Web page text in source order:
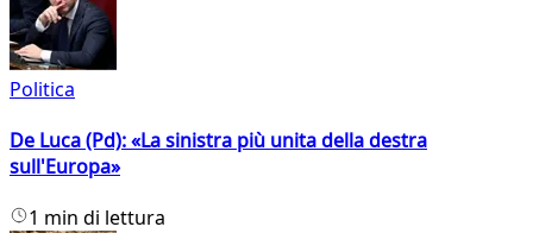
Politica
De Luca (Pd): «La sinistra più unita della destra
sull'Europa»
1 min di lettura